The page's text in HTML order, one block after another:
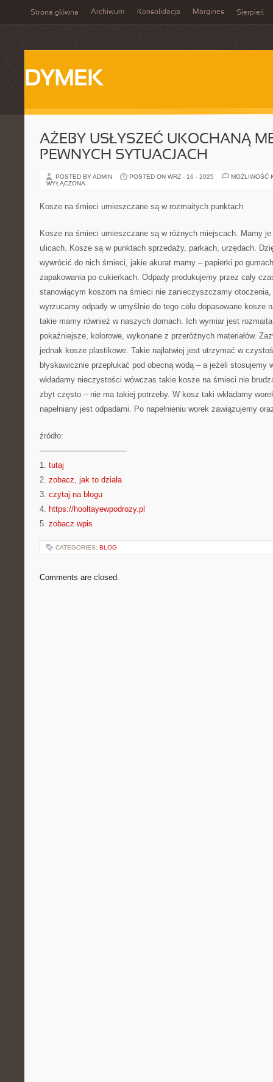
Strona główna Archiwum Konsolidacja Margines Sierpień
DYMEK
AŻEBY USŁYSZEĆ UKOCHANĄ
PEWNYCH SYTUACJACH
POSTED BY ADMIN POSTED ON WRZ - 16 - 2025
MOŻLIWOŚĆ
WYŁĄCZONA
Kosze na śmieci umieszczane są w rozmaitych punktach
Kosze na śmieci umieszczane są w różnych miejscach. Mamy
ulicach. Kosze są w punktach sprzedaży, parkach, urzędach.
wywrócić do nich śmieci, jakie akurat mamy – papierki po
zapakowania po cukierkach. Odpady produkujemy przez cały
stanowiącym koszom na śmieci nie zanieczyszczamy
wyrzucamy odpady w umyślnie do tego celu dopasowane kosze
takie mamy również w naszych domach. Ich wymiar jest
pokaźniejsze, kolorowe, wykonane z przeróżnych materiałów.
jednak kosze plastikowe. Takie najłatwiej jest utrzymać w
błyskawicznie przepłukać pod obecną wodą – a jeżeli
wkładamy nieczystości wówczas takie kosze na śmieci nie
zbyt często – nie ma takiej potrzeby. W kosz taki wkładamy
napełniany jest odpadami. Po napełnieniu worek zawiązujemy
źródło:
———————————
1. tutaj
2. zobacz, jak to działa
3. czytaj na blogu
4. https://hooltayewpodrozy.pl
5. zobacz wpis
CATEGORIES: BLOG
Comments are closed.